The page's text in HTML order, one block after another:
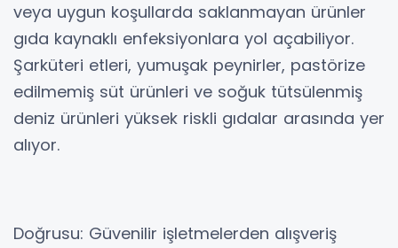
veya uygun koşullarda saklanmayan ürünler
gıda kaynaklı enfeksiyonlara yol açabiliyor.
Şarküteri etleri, yumuşak peynirler, pastörize
edilmemiş süt ürünleri ve soğuk tütsülenmiş
deniz ürünleri yüksek riskli gıdalar arasında yer
alıyor.
Doğrusu: Güvenilir işletmelerden alışveriş